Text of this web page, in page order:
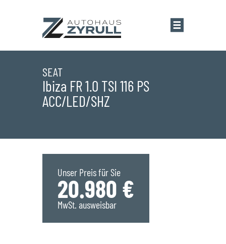
Startseite
Standorte
Saarwellingen
St. Wendel
Marken
Übersicht
Service
SEAT
Ibiza FR 1.0 TSI 116 PS
ACC/LED/SHZ
Unser Preis für Sie
20.980 €
MwSt. ausweisbar